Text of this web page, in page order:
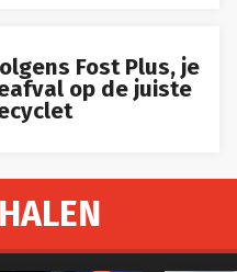
Fost Plus, je
op de juiste